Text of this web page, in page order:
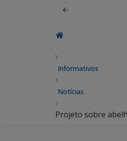
Informativos
Notícias
Projeto sobre